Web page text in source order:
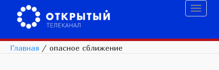
Главная / опасное сближение